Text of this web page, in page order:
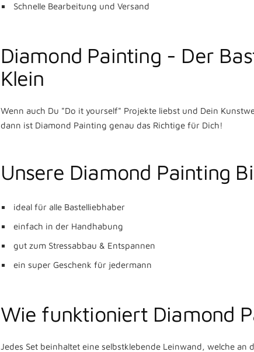
Favoriten
E-Mail
Schnelle Bearbeitung und Versand
Diamond Painting - Der
Klein
Wenn auch Du "Do it yourself" Projekte liebst und Dein
dann ist Diamond Painting genau das Richtige für Dich!
Unsere Diamond Painting
ideal für alle Bastelliebhaber
einfach in der Handhabung
gut zum Stressabbau & Entspannen
ein super Geschenk für jedermann
Wie funktioniert Diamond
Jedes Set beinhaltet eine selbstklebende Leinwand, welche an